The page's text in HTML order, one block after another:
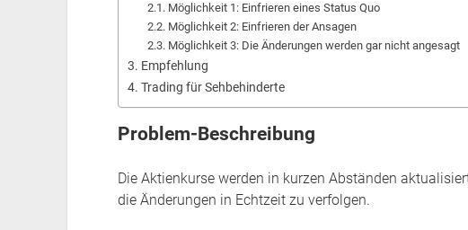
Möglichkeit 1: Einfrieren eines Status Quo
Möglichkeit 2: Einfrieren der Ansagen
Möglichkeit 3: Die Änderungen werden gar nicht angesagt
Empfehlung
Trading für Sehbehinderte
Problem-Beschreibung
Die Aktienkurse werden in kurzen Abständen
die Änderungen in Echtzeit zu verfolgen.